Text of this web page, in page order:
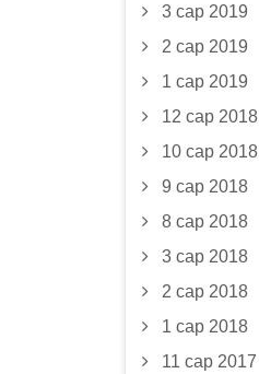
3 сар 2019
2 сар 2019
1 сар 2019
12 сар 2018
10 сар 2018
9 сар 2018
8 сар 2018
3 сар 2018
2 сар 2018
1 сар 2018
11 сар 2017